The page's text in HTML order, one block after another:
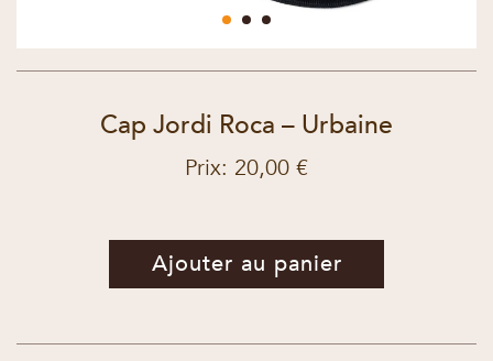
Cap Jordi Roca – Urbaine
Prix: 20,00 €
Ajouter au panier